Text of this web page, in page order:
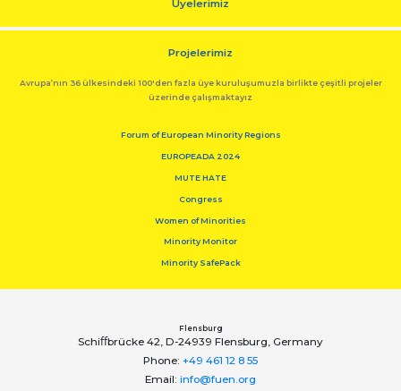
Üyelerimiz
Projelerimiz
Avrupa’nın 36 ülkesindeki 100'den fazla üye kuruluşumuzla birlikte çeşitli projeler
üzerinde çalışmaktayız
Forum of European Minority Regions
EUROPEADA 2024
MUTE HATE
Congress
Women of Minorities
Minority Monitor
Minority SafePack
Flensburg
Schiﬀbrücke 42, D-24939 Flensburg, Germany
Phone: +49 461 12 8 55
Email: info@fuen.org